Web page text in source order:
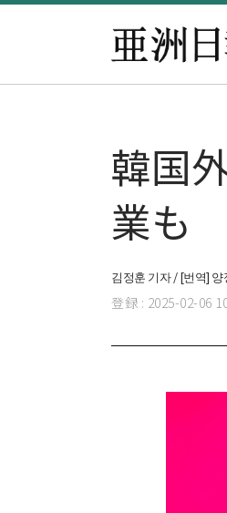
韓国
業も
김정훈 기자 / [번역] 양
登録 : 2025-02-06